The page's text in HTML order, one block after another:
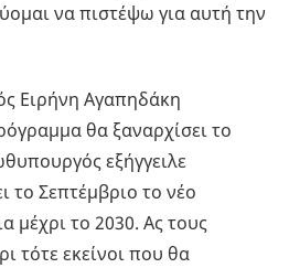
να πιστέψω για αυτή την
Ειρήνη Αγαπηδάκη
θα ξαναρχίσει το
εξήγγειλε
Σεπτέμβριο το νέο
μέχρι το 2030. Ας τους
τότε εκείνοι που θα